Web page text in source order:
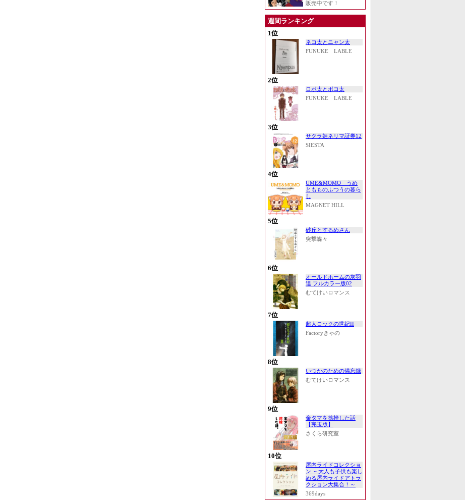
販売中です！
週間ランキング
1位
ネコ太とニャン太
FUNUKE LABLE
2位
ロボ太とポコ太
FUNUKE LABLE
3位
サクラ姫ネリマ証券12
SIESTA
4位
UME&MOMO うめ
ともものふつうの暮ら
し
MAGNET HILL
5位
砂丘とするめさん
突撃蝶々
6位
オールドホームの灰羽
達 フルカラー版02
むてけいロマンス
7位
超人ロックの世紀II
Factoryきゃの
8位
いつかのための備忘録
むてけいロマンス
9位
金タマを捻挫した話
【完玉版】
さくら研究室
10位
屋内ライドコレクショ
ン ～大人も子供も楽し
める屋内ライドアトラ
クション大集合！～
369days